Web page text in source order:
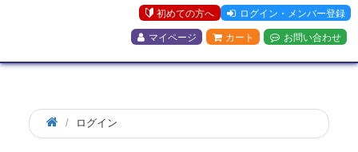
所
初めての方へ
ログイン・メンバー登録
マイページ カート お問い合わせ
ログイン